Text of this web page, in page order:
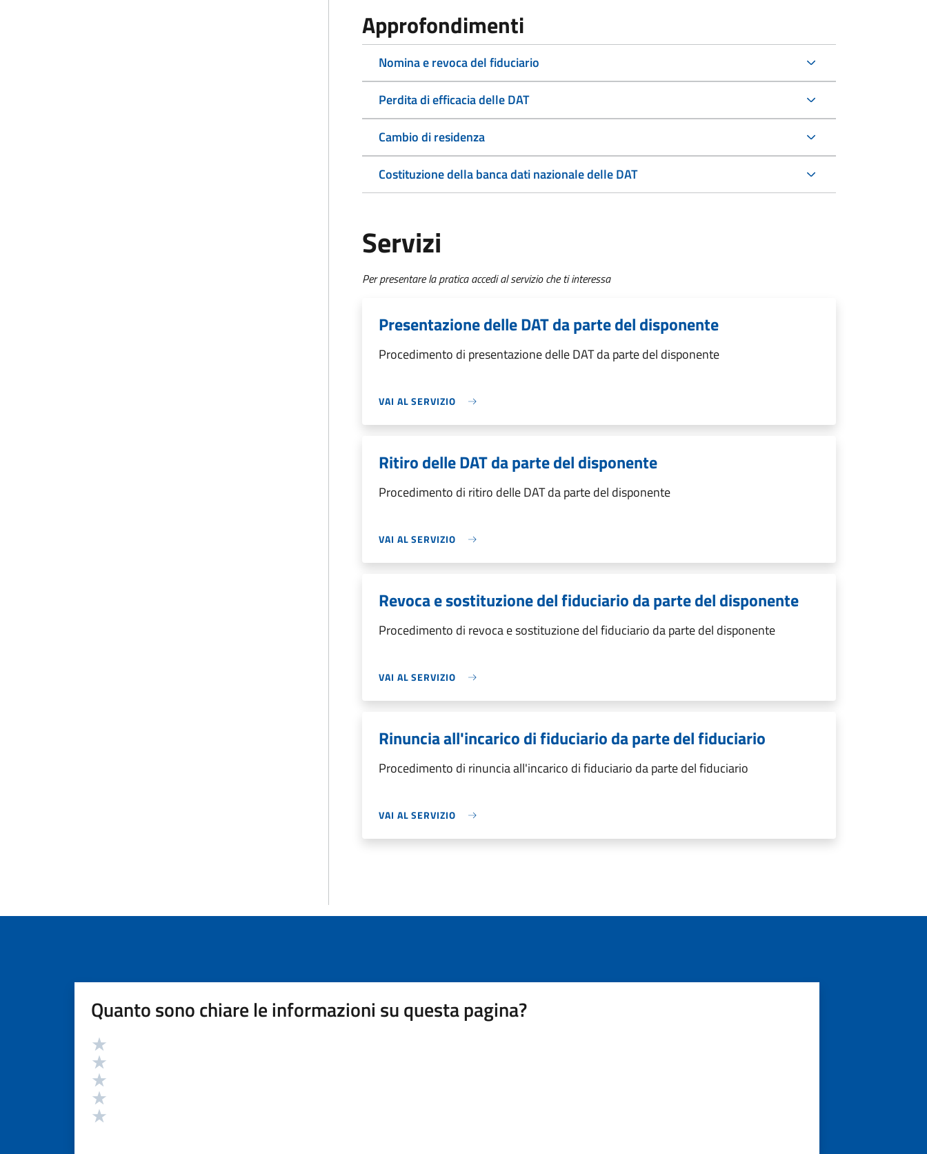
Approfondimenti
Nomina e revoca del fiduciario
Perdita di efficacia delle DAT
Cambio di residenza
Costituzione della banca dati nazionale delle DAT
Servizi
Per presentare la pratica accedi al servizio che ti interessa
Presentazione delle DAT da parte del disponente
Procedimento di presentazione delle DAT da parte del disponente
VAI AL SERVIZIO
Ritiro delle DAT da parte del disponente
Procedimento di ritiro delle DAT da parte del disponente
VAI AL SERVIZIO
Revoca e sostituzione del fiduciario da parte del disponente
Procedimento di revoca e sostituzione del fiduciario da parte del disponente
VAI AL SERVIZIO
Rinuncia all'incarico di fiduciario da parte del fiduciario
Procedimento di rinuncia all'incarico di fiduciario da parte del fiduciario
VAI AL SERVIZIO
Quanto sono chiare le informazioni su questa pagina?
Valutazione